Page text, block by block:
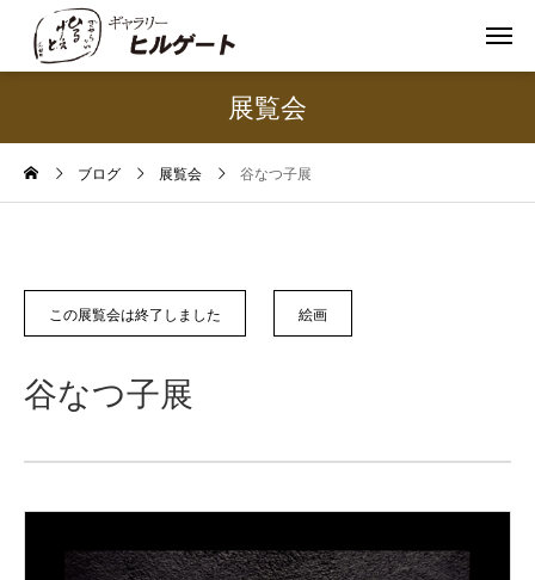
展覧会
ブログ 展覧会 谷なつ子展
この展覧会は終了しました 絵画
谷なつ子展